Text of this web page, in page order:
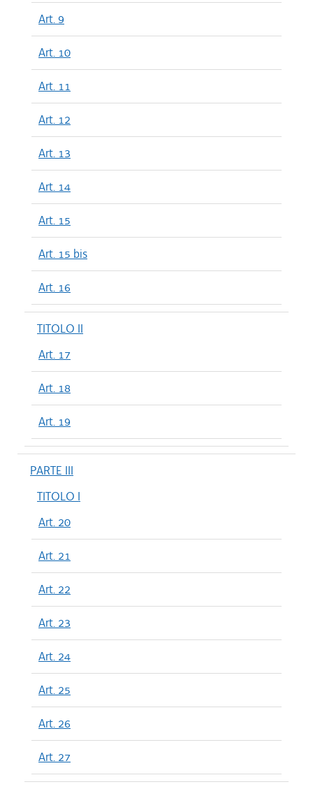
Art. 9
Art. 10
Art. 11
Art. 12
Art. 13
Art. 14
Art. 15
Art. 15 bis
Art. 16
TITOLO II
Art. 17
Art. 18
Art. 19
PARTE III
TITOLO I
Art. 20
Art. 21
Art. 22
Art. 23
Art. 24
Art. 25
Art. 26
Art. 27